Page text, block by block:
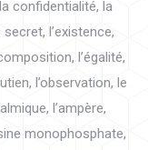
confidentialité, la
l’existence,
l’égalité,
l’observation, le
l’ampère,
monophosphate,